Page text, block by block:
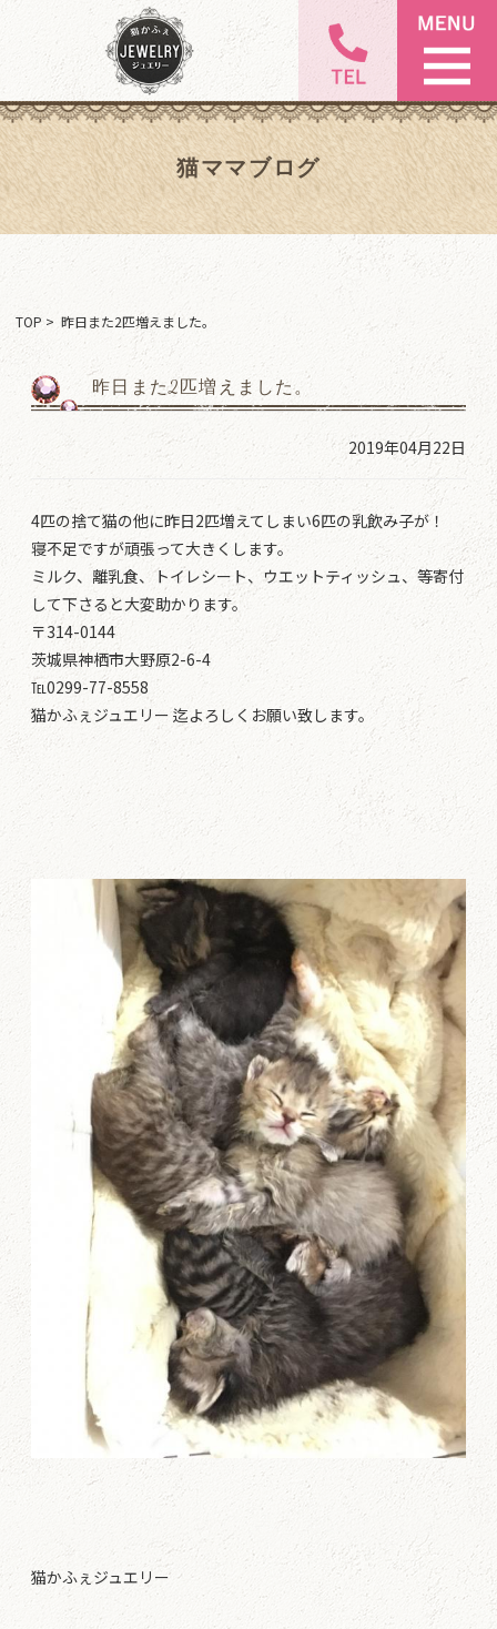
猫ママブログ
TOP > 昨日また2匹増えました。
昨日また2匹増えました。
2019年04月22日
4匹の捨て猫の他に昨日2匹増えてしまい6匹の乳飲み子が！
寝不足ですが頑張って大きくします。
ミルク、離乳食、トイレシート、ウエットティッシュ、等寄付
して下さると大変助かります。
〒314-0144
茨城県神栖市大野原2-6-4
℡0299-77-8558
猫かふぇジュエリー 迄よろしくお願い致します。
猫かふぇジュエリー